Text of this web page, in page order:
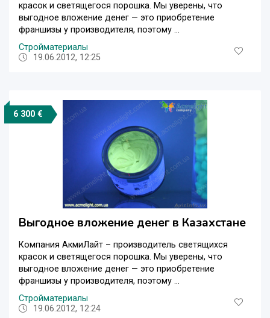
красок и светящегося порошка. Мы уверены, что
выгодное вложение денег — это приобретение
франшизы у производителя, поэтому ...
Стройматериалы
19.06.2012, 12:25
6 300 €
Выгодное вложение денег в Казахстане
Компания АкмиЛайт – производитель светящихся
красок и светящегося порошка. Мы уверены, что
выгодное вложение денег — это приобретение
франшизы у производителя, поэтому ...
Стройматериалы
19.06.2012, 12:24